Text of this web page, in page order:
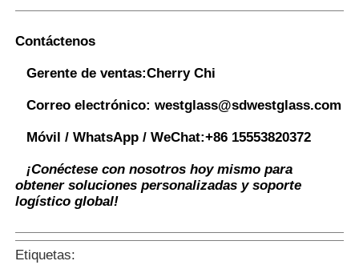
Contáctenos
Gerente de ventas:Cherry Chi
Correo electrónico: westglass@sdwestglass.com
Móvil / WhatsApp / WeChat:+86 15553820372
¡Conéctese con nosotros hoy mismo para
obtener soluciones personalizadas y soporte
logístico global!
Etiquetas: